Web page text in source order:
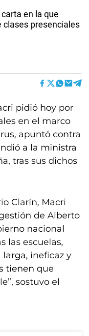
en la que
clases presenciales
pidió hoy por
en el marco
apuntó contra
a la ministra
tras sus dichos
Clarín, Macri
de Alberto
nacional
las escuelas,
ineficaz y
tienen que
sostuvo el